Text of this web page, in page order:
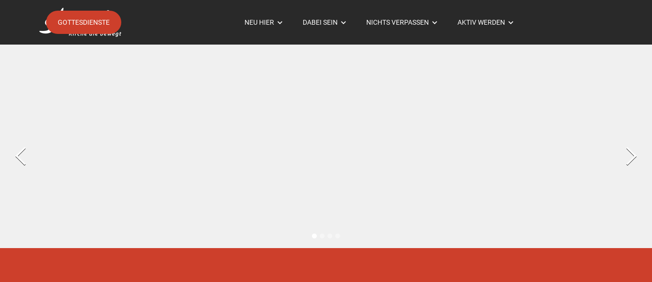
GOTTESDIENSTE NEU HIER DABEI SEIN NICHTS VERPASSEN AKTIV WERDEN